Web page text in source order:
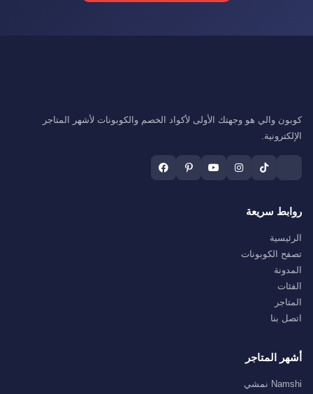
كوبون والي هو وجهتك الأولى لأكواد الخصم والكوبونات لأشهر المتاجر
الإلكترونية.
روابط سريعة
الرئيسية
تصفح الكوبونات
المدونة
الفئات
المتاجر
اتصل بنا
أشهر المتاجر
Namshi نمشي